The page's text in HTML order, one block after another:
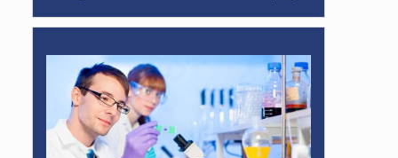
microrganismos e intempéries que podem
ser os responsáveis por proporcionar
bolor e mofo. Além do mais, é importante
que a aplicação seja feita com materiais
de proteção, principalmente para que o
produto não venha a entrar em contato